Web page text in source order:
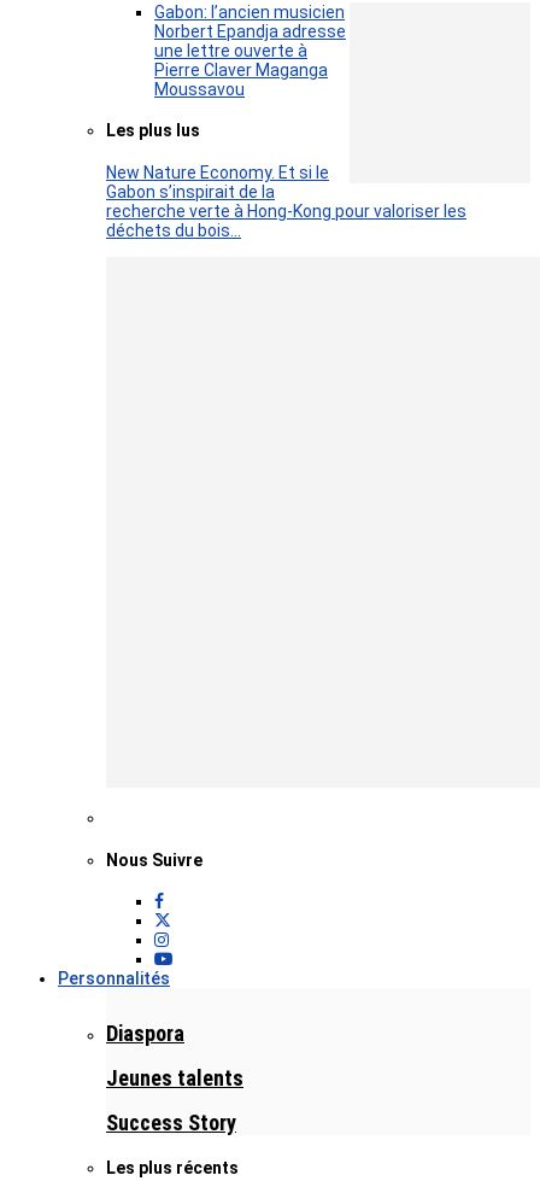
Gabon: l’ancien musicien
Norbert Epandja adresse
une lettre ouverte à
Pierre Claver Maganga
Moussavou
Les plus lus
New Nature Economy. Et si le
Gabon s’inspirait de la
recherche verte à Hong-Kong pour valoriser les
déchets du bois…
Nous Suivre
Personnalités
Diaspora
Jeunes talents
Success Story
Les plus récents